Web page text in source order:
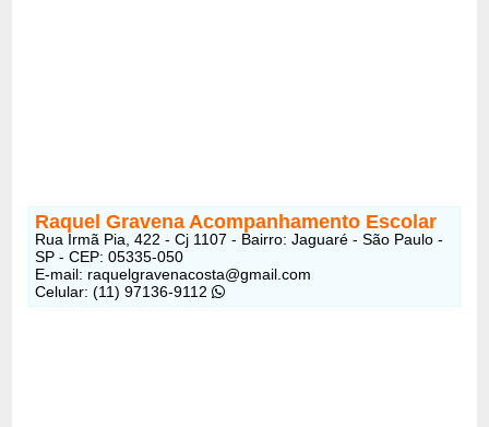
Raquel Gravena Acompanhamento Escolar
Rua Irmã Pia, 422 - Cj 1107 - Bairro: Jaguaré - São Paulo -
SP - CEP: 05335-050
E-mail: raquelgravenacosta@gmail.com
Celular: (11) 97136-9112